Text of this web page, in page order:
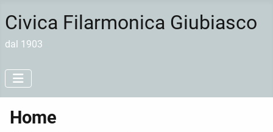
Civica Filarmonica Giubiasco
dal 1903
Home